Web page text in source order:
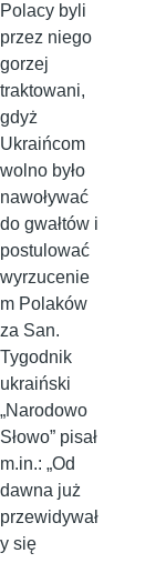
Polacy byli
przez niego
gorzej
traktowani,
gdyż
Ukraińcom
wolno było
nawoływać
do gwałtów i
postulować
wyrzucenie
m Polaków
za San.
Tygodnik
ukraiński
„Narodowo
Słowo” pisał
m.in.: „Od
dawna już
przewidywał
y się